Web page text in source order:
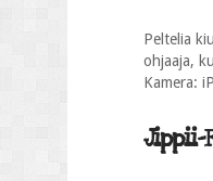
Peltelia
ohjaaja,
Kamera: